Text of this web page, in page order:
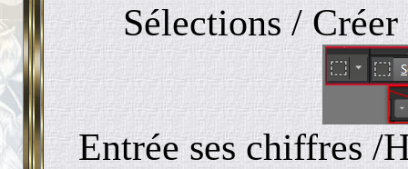
Sélections /
Entrée ses chiffres /